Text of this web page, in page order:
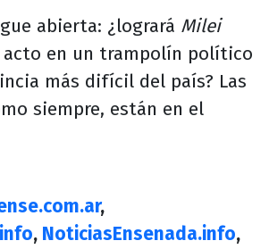
abierta: ¿logrará Milei
en un trampolín político
más difícil del país? Las
siempre, están en el
,
, NoticiasEnsenada.info,